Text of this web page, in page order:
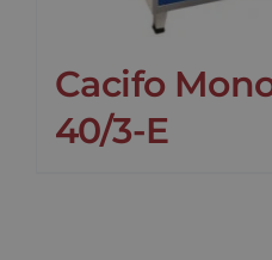
Cacifo
40/3-E